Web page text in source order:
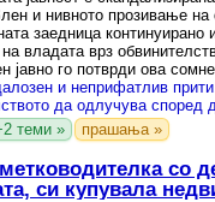
и нивното прозивање на
заедница континуирано
на владата врз
јавно го потврди ова
теми » прашања »
со
си купувала